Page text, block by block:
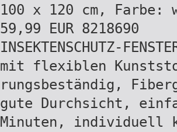
100 x 120 cm, Farbe:
59,99 EUR 8218690
INSEKTENSCHUTZ-
mit flexiblen
rungsbeständig,
gute Durchsicht,
Minuten, individuell